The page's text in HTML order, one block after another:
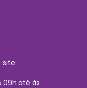
09h até às